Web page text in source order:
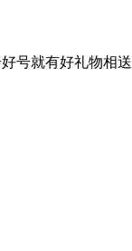
号就有好礼物相送